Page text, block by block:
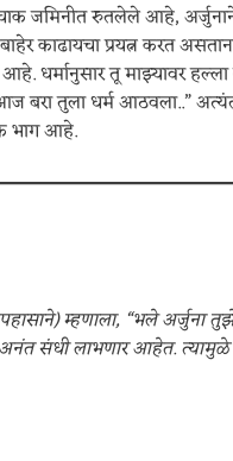
जमिनीत रुतलेले आहे, अर्जुनाने
काढायचा प्रयत्न करत
धर्मानुसार तू माझ्यावर
बरा तुला धर्म आठवला..”
भाग आहे.
म्हणाला, “भले अर्जुना
संधी लाभणार आहेत. त्यामुळे